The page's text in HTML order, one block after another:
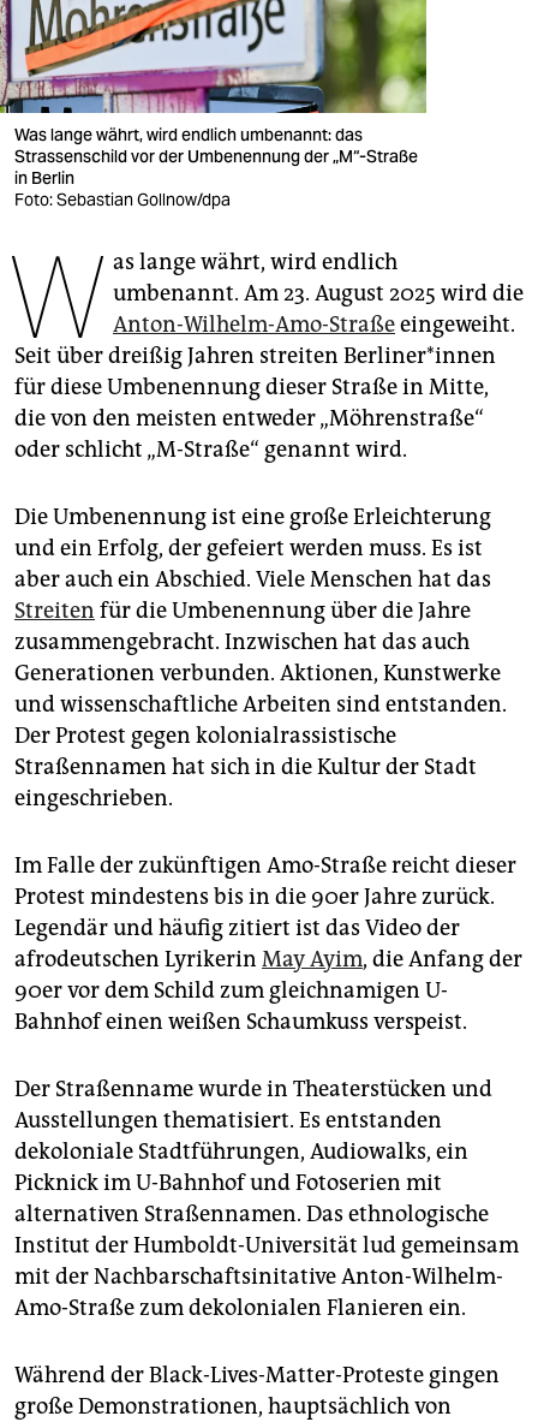
fragen & hilfe
unterstützen
abo
genossenschaft
Was lange währt, wird endlich umbenannt: das
Strassenschild vor der Umbenennung der „M“-Straße
in Berlin
Foto: Sebastian Gollnow/dpa
W as lange währt, wird endlich
umbenannt. Am 23. August 2025 wird die
Anton-Wilhelm-Amo-Straßeeingeweiht.
Seit über dreißig Jahren streiten Ber­li­ne­r*in­nen
für diese Umbenennung dieser Straße in Mitte,
die von den meisten entweder „Möhrenstraße“
oder schlicht „M-Straße“ genannt wird.
Die Umbenennung ist eine große Erleichterung
und ein Erfolg, der gefeiert werden muss. Es ist
aber auch ein Abschied. Viele Menschen hat das
Streiten für die Umbenennung über die Jahre
zusammengebracht. Inzwischen hat das auch
Generationen verbunden. Aktionen, Kunstwerke
und wissenschaftliche Arbeiten sind entstanden.
Der Protest gegen kolonialrassistische
Straßennamen hat sich in die Kultur der Stadt
eingeschrieben.
Im Falle der zukünftigen Amo-Straße reicht dieser
Protest mindestens bis in die 90er Jahre zurück.
Legendär und häufig zitiert ist das Video der
afrodeutschen Lyrikerin May Ayim, die Anfang der
90er vor dem Schild zum gleichnamigen U-
Bahnhof einen weißen Schaumkuss verspeist.
Der Straßenname wurde in Theaterstücken und
Ausstellungen thematisiert. Es entstanden
dekoloniale Stadtführungen, Audiowalks, ein
Picknick im ­U-Bahnhof und Fotoserien mit
alternativen Straßennamen. Das ethnologische
Institut der Humboldt-Universität lud gemeinsam
mit der Nachbarschaftsinitative Anton-Wilhelm-
Amo-Straße zum dekolonialen Flanieren ein.
Während der Black-Lives-Matter-Proteste gingen
große Demonstrationen, hauptsächlich von